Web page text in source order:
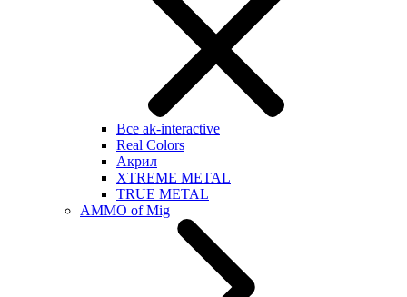
Все ak-interactive
Real Colors
Акрил
XTREME METAL
TRUE METAL
AMMO of Mig